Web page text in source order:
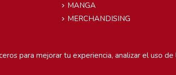
MANGA
MERCHANDISING
para mejorar tu experiencia, analizar el uso